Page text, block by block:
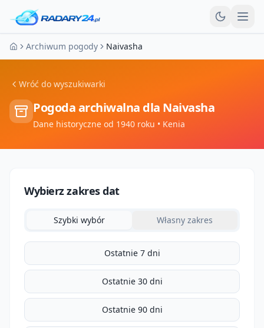
Strona główna
Archiwum pogody Naivasha
Wróć do wyszukiwarki
Pogoda archiwalna dla Naivasha
Dane historyczne od 1940 roku • Kenia
Wybierz zakres dat
Szybki wybór Własny zakres
Ostatnie 7 dni
Ostatnie 30 dni
Ostatnie 90 dni